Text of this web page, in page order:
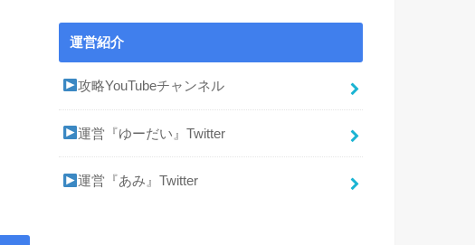
運営紹介
攻略YouTubeチャンネル
運営『ゆーだい』Twitter
運営『あみ』Twitter